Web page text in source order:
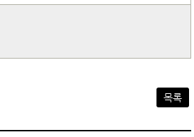
목록